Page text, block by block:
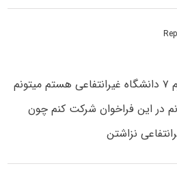
من در دانشگاه دانشجوی ترم ۷ دانشگاه غیرانتفاعی هستم میتونم
میتونم در این فراخوان شرکت کنم چون
نزاشتن